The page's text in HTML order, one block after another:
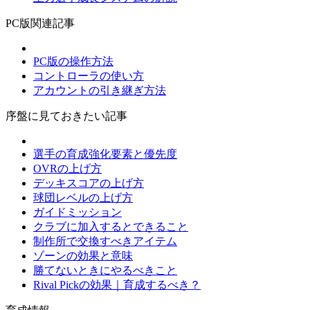
PC版関連記事
PC版の操作方法
コントローラの使い方
アカウントの引き継ぎ方法
序盤に見ておきたい記事
選手の育成強化要素と優先度
OVRの上げ方
デッキスコアの上げ方
球団レベルの上げ方
ガイドミッション
クラブに加入するとできること
制作所で交換すべきアイテム
ゾーンの効果と意味
勝てないときにやるべきこと
Rival Pickの効果｜育成するべき？